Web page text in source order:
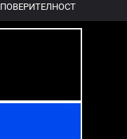
ПОВЕРИТЕЛНОСТ